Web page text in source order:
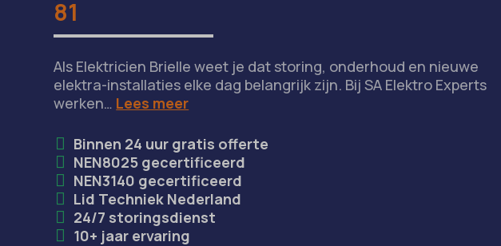
81
Als Elektricien Brielle weet je dat storing, onderhoud en nieuwe
elektra-installaties elke dag belangrijk zijn. Bij SA Elektro Experts
werken… Lees meer
Binnen 24 uur gratis offerte
NEN8025 gecertificeerd
NEN3140 gecertificeerd
Lid Techniek Nederland
24/7 storingsdienst
10+ jaar ervaring